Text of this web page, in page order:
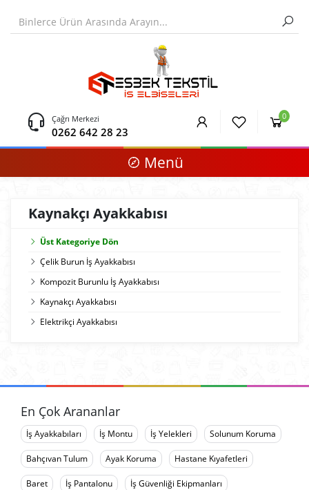
Çağrı Merkezi
0262 642 28 23
0
Menü
Kaynakçı Ayakkabısı
Üst Kategoriye Dön
Çelik Burun İş Ayakkabısı
Kompozit Burunlu İş Ayakkabısı
Kaynakçı Ayakkabısı
Elektrikçi Ayakkabısı
En Çok Arananlar
İş Ayakkabıları İş Montu İş Yelekleri Solunum Koruma
Bahçıvan Tulum Ayak Koruma Hastane Kıyafetleri
Baret İş Pantalonu İş Güvenliği Ekipmanları